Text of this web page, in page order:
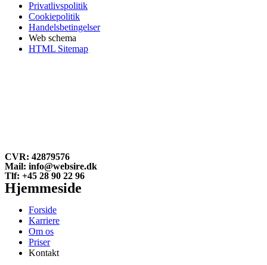
Privatlivspolitik
Cookiepolitik
Handelsbetingelser
Web schema
HTML Sitemap
CVR: 42879576
Mail: info@websire.dk
Tlf: +45 28 90 22 96
Hjemmeside
Forside
Karriere
Om os
Priser
Kontakt